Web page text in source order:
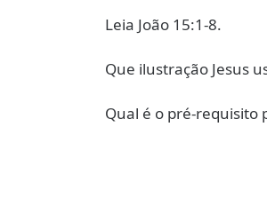
Leia João 15:1-8.
Que ilustração Jesus
Qual é o pré-requisito